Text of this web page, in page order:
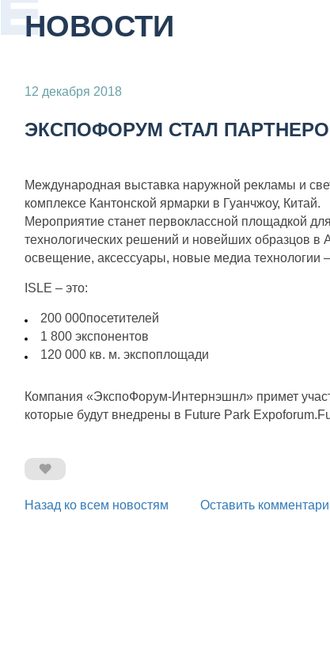
НОВОСТИ
12 декабря 2018
ЭКСПОФОРУМ СТАЛ
Международная выставка наружной рекламы и
комплексе Кантонской ярмарки в Гуанчжоу, Китай.
Мероприятие станет первоклассной площадкой
технологических решений и новейших образцов
освещение, аксессуары, новые медиа технологии
ISLE – это:
200 000посетителей
1 800 экспонентов
120 000 кв. м. экспоплощади
Компания «ЭкспоФорум-Интернэшнл» примет
которые будут внедрены в Future Park
Назад ко всем новостям Оставить